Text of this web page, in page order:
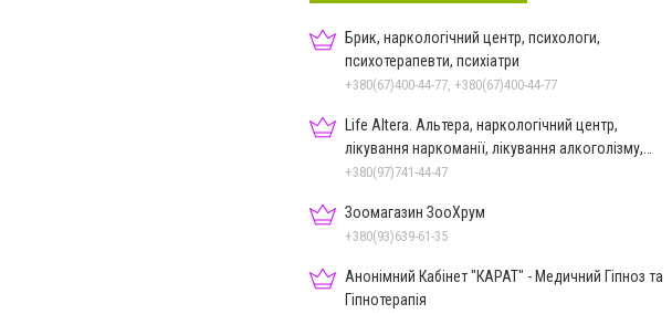
Брик, наркологічний центр, психологи,
психотерапевти, психіатри
+380(67)400-44-77, +380(67)400-44-77
Life Altera. Альтера, наркологічний центр,
лікування наркоманії, лікування алкоголізму,
зняття ломки
+380(97)741-44-47
Зоомагазин ЗооХрум
+380(93)639-61-35
Анонімний Кабінет "КАРАТ" - Медичний Гіпноз та
Гіпнотерапія